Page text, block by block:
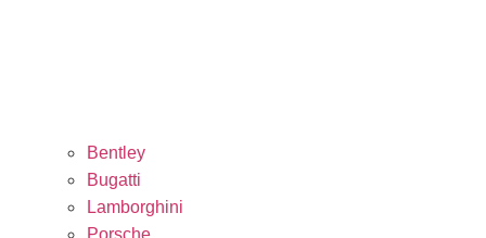
Bentley
Bugatti
Lamborghini
Porsche